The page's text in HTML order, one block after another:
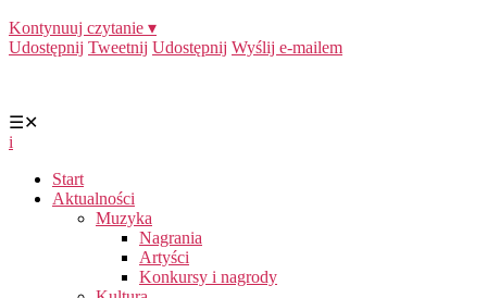
Kontynuuj czytanie ▾
Udostępnij Tweetnij Udostępnij Wyślij e-mailem
☰✕
i
Start
Aktualności
Muzyka
Nagrania
Artyści
Konkursy i nagrody